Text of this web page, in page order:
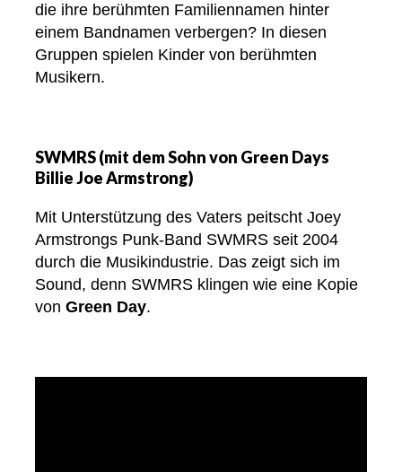
die ihre berühmten Familiennamen hinter
einem Bandnamen verbergen? In diesen
Gruppen spielen Kinder von berühmten
Musikern.
SWMRS (mit dem Sohn von Green Days
Billie Joe Armstrong)
Mit Unterstützung des Vaters peitscht Joey
Armstrongs Punk-Band SWMRS seit 2004
durch die Musikindustrie. Das zeigt sich im
Sound, denn SWMRS klingen wie eine Kopie
von Green Day.